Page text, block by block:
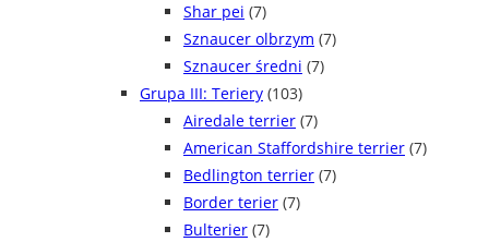
Shar pei (7)
Sznaucer olbrzym (7)
Sznaucer średni (7)
Grupa III: Teriery (103)
Airedale terrier (7)
American Staffordshire terrier (7)
Bedlington terrier (7)
Border terier (7)
Bulterier (7)